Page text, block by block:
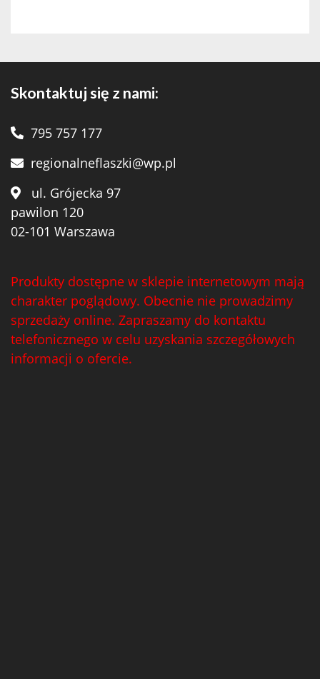
Skontaktuj się z nami:
795 757 177
regionalneflaszki@wp.pl
ul. Grójecka 97
pawilon 120
02-101 Warszawa
Produkty dostępne w sklepie internetowym mają
charakter poglądowy. Obecnie nie prowadzimy
sprzedaży online. Zapraszamy do kontaktu
telefonicznego w celu uzyskania szczegółowych
informacji o ofercie.